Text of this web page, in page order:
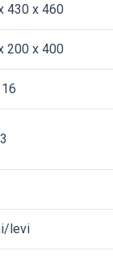
430 x 460
200 x 400
levi